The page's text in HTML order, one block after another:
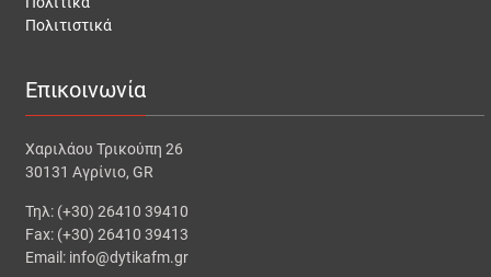
Πολιτιστικά
Επικοινωνία
Χαριλάου Τρικούπη 26
30131 Αγρίνιο, GR
Τηλ: (+30) 26410 39410
Fax: (+30) 26410 39413
Email: info@dytikafm.gr